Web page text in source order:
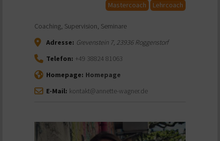
Mastercoach Lehrcoach
Coaching, Supervision, Seminare
Adresse: Grevenstein 7, 23936Roggenstorf
Telefon: +49 38824 81063
Homepage: Homepage
E-Mail: kontakt@annette-wagner.de